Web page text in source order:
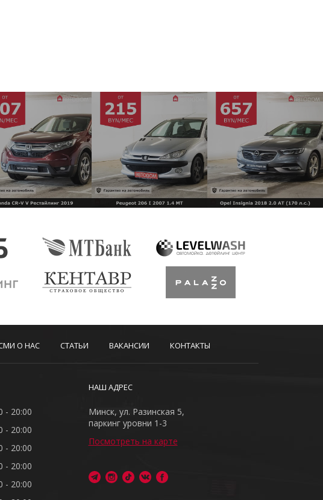
О НАС СТАТЬИ ВАКАНСИИ КОНТАКТЫ
- 20:00
- 20:00
- 20:00
- 20:00
- 20:00
НАШ АДРЕС
Минск, ул. Разинская 5,
паркинг уровни 1-3
Посмотреть на карте